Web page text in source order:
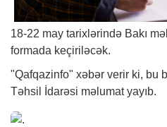
18-22 may tarixlərində Bakı
formada keçiriləcək.
"Qafqazinfo" xəbər verir ki, bu
Təhsil İdarəsi məlumat yayıb.